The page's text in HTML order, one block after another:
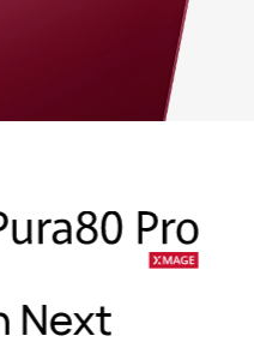
Next